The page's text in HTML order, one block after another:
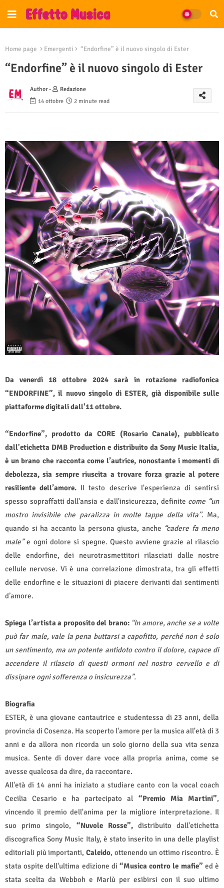
Home page Emergenti “Endorfine” è il nuovo singolo di Ester
“Endorfine” è il nuovo singolo di Ester
Author -
Redazione
14 ottobre
2 minute read
Da venerdì 18 ottobre 2024 sarà in rotazione radiofonica
“ENDORFINE”, il nuovo singolo di ESTER, già disponibile sulle
piattaforme digitali dall'11 ottobre.
“Endorfine”, prodotto da CORE (Rosario Canale), pubblicato
dall'etichetta DMB Production e distribuito da Sony Music Italia,
è un brano che racconta come l’autrice, nonostante i momenti di
debolezza, sia sempre riuscita a trovare forza grazie al potere
resiliente dell’amore. Il testo descrive l'esperienza di sentirsi
spesso sopraffatti dall'ansia e dall'insicurezza, definite come “un
mostro invisibile che paralizza in molte tappe della vita”. Ma,
quando si ha accanto la persona giusta, anche “cadere fa meno
male”e ogni dolore si spegne. Questo avviene grazie al rilascio
delle endorfine, dei neurotrasmettitori rilasciati dalle nostre
cellule nervose. Vi è una correlazione dimostrata, tra gli effetti
delle endorfine e le situazioni di piacere derivanti dai sentimenti
d’amore.
Spiega l’artista a proposito del brano: “In amore, anche se a volte
può far male, vale la pena buttarsi a capofitto, perché non è solo
un sentimento, ma un potente antidoto contro il dolore, capace di
accendere il rilascio di questi ormoni nel nostro cervello e di
dissipare ogni sofferenza o insicurezza”.
Biografia
ESTER, è una giovane cantautrice e studentessa di 23 anni, della
provincia di Cosenza. Ha scoperto l'amore per la musica all'età di 3
anni e da allora non ricorda un solo giorno della sua vita senza
musica. Sente di dover dare voce alla propria anima, come se
avesse qualcosa da dire, da raccontare.
All'età di 14 anni ha iniziato a studiare canto con la vocal coach
Cecilia Cesario e ha partecipato al “Premio Mia Martini”,
vincendo il premio dell'anima per la migliore interpretazione. Il
suo primo singolo, “Nuvole Rosse”,distribuito dall'etichetta
discografica Sony Music Italy, è stato inserito in una delle playlist
editoriali più importanti, Caleido, ottenendo un ottimo riscontro. È
stata ospite dell'ultima edizione di “Musica contro le mafie” ed è
stata scelta da Webboh e Marlù per esibirsi con il suo ultimo